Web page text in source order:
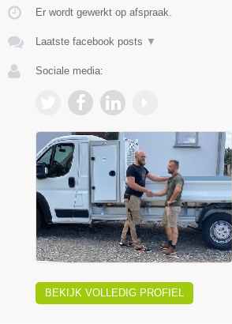
Er wordt gewerkt op afspraak.
Laatste facebook posts ▼
Sociale media:
BEKIJK VOLLEDIG PROFIEL